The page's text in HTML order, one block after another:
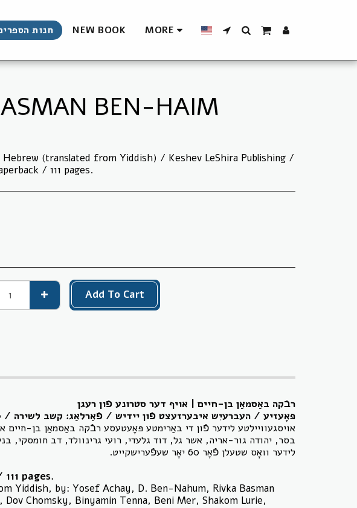
חנות NEW BOOK MORE
BEN-HAIM
(translated from Yiddish) / Keshev LeShira Publishing /
/ 111 pages.
Add To Cart
רבֿקה באַסמאַן בן-חיים | אויף דער סטרונע פֿון רעגן
פּאָעזיע / העברעיִש איבערזעצט פֿון יידיש / פֿאַרלאַג: קשב לשירה / 2010 / ווייכע אײַנבינדונג / 111 זייטלעך.
אויסגעוויילטע לידער פֿון די באַרימטע פּאָעטעסע רבֿקה באַסמאַן בן-
בסר, יהודה גור-אריה, אשר גל, דוד גלעדי, רועי גרינוולד, דב חומסקי,
לידער וואָס שטעלן פֿאָר 60 יאָר שעפֿערישקייט.
pages.
Yiddish, by: Yosef Achay, D. Ben-Nahum, Rivka Basman
Chomsky, Binyamin Tenna, Beni Mer, Shakom Lurie,